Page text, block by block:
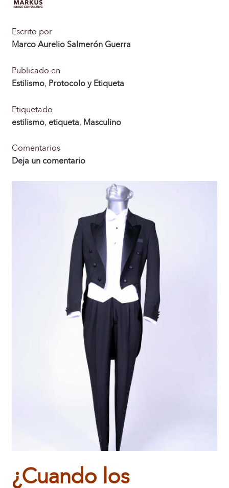
Estilismo
Frases Celebres
Femenino
Masculino
Escrito por
Marco Aurelio Salmerón Guerra
Publicado en
Estilismo, Protocolo y Etiqueta
Etiquetado
estilismo, etiqueta, Masculino
Comentarios
Deja un comentario
¿Cuando los